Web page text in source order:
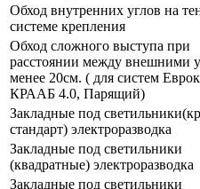
Обход внутренних углов на
системе крепления
Обход сложного выступа при
расстоянии между внешними
менее 20см. ( для систем
КРААБ 4.0, Парящий)
Закладные под
стандарт) электроразводка
Закладные под светильники
(квадратные) электроразводка
Закладные под светильники